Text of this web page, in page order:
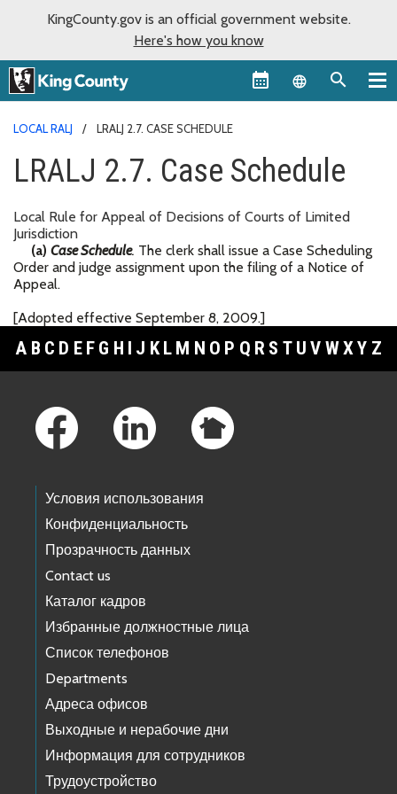
KingCounty.gov is an official government website.
Here's how you know
Language
LOCAL RALJ LRALJ 2.7. CASE SCHEDULE
LRALJ 2.7. Case Schedule
Local Rule for Appeal of Decisions of Courts of Limited
Jurisdiction
(a) Case Schedule. The clerk shall issue a Case Scheduling
Order and judge assignment upon the filing of a Notice of
Appeal.
[Adopted effective September 8, 2009.]
A B C D E F G H I J K L M N O P Q R S T U V WXY Z
Условия использования
Конфиденциальность
Прозрачность данных
Contact us
Каталог кадров
Избранные должностные лица
Список телефонов
Departments
Адреса офисов
Выходные и нерабочие дни
Информация для сотрудников
Трудоустройство